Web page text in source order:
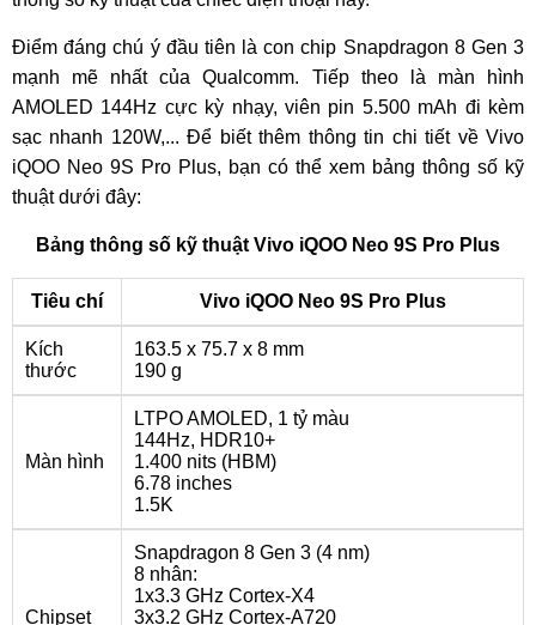
Điểm đáng chú ý đầu tiên là con chip Snapdragon 8 Gen 3
mạnh mẽ nhất của Qualcomm. Tiếp theo là màn hình
AMOLED 144Hz cực kỳ nhạy, viên pin 5.500 mAh đi kèm
sạc nhanh 120W,... Để biết thêm thông tin chi tiết về Vivo
iQOO Neo 9S Pro Plus, bạn có thể xem bảng thông số kỹ
thuật dưới đây:
Bảng thông số kỹ thuật Vivo iQOO Neo 9S Pro Plus
Tiêu chí Vivo iQOO Neo 9S Pro Plus
Kích
thước
163.5 x 75.7 x 8 mm
190 g
Màn hình
LTPO AMOLED, 1 tỷ màu
144Hz, HDR10+
1.400 nits (HBM)
6.78 inches
1.5K
Chipset
Snapdragon 8 Gen 3 (4 nm)
8 nhân:
1x3.3 GHz Cortex-X4
3x3.2 GHz Cortex-A720